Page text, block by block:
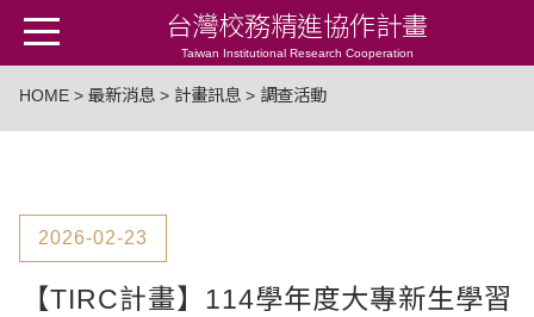
台灣校務精進協作計畫
Taiwan Institutional Research Cooperation
HOME > 最新消息 > 計畫訊息 > 調查活動
2026-02-23
【TIRC計畫】114學年度大專新生學習